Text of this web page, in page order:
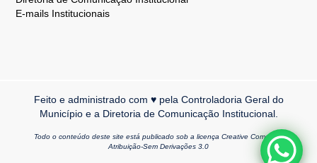
E-mails Institucionais
Feito e administrado com ♥ pela Controladoria Geral do
Município e a Diretoria de Comunicação Institucional.
Todo o conteúdo deste site está publicado sob a licença Creative Commons
Atribuição-Sem Derivações 3.0